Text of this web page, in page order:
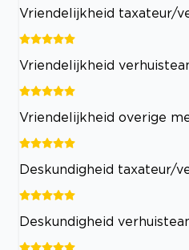
Vriendelijkheid taxateur/
Vriendelijkheid
Vriendelijkheid overige
Deskundigheid taxateur/
Deskundigheid